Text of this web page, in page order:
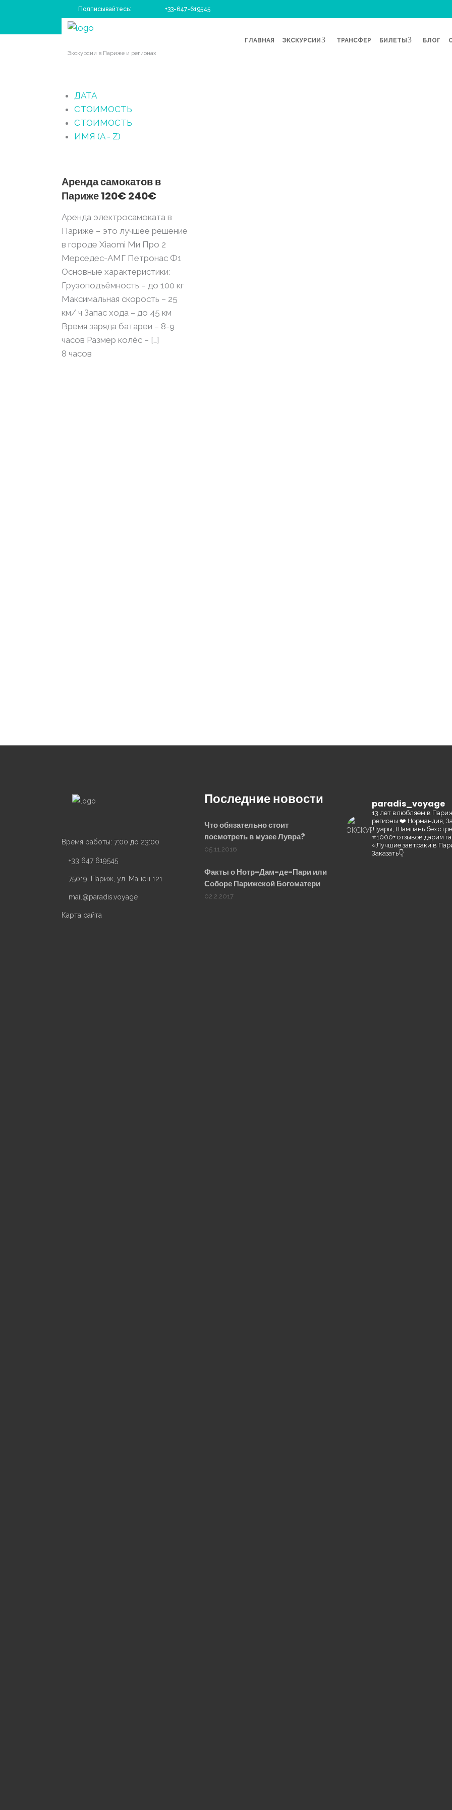
Подписывайтесь: +33-647-619545
Экскурсии в Париже и регионах
ГЛАВНАЯ ЭКСКУРСИИ ТРАНСФЕР БИЛЕТЫ БЛОГ
Главная
ДАТА
СТОИМОСТЬ
СТОИМОСТЬ
ИМЯ (A - Z)
Аренда самокатов в
Париже120€ 240€
Аренда электросамоката в
Париже – это лучшее решение
в городе Xiaomi Ми Про 2
Мерседес-АМГ Петронас Ф1
Основные характеристики:
Грузоподъёмность – до 100 кг
Максимальная скорость – 25
км/ ч Запас хода – до 45 км
Время заряда батареи – 8-9
часов Размер колёс – […]
8 часов
Время работы: 7:00 до 23:00
+33 647 619545
75019, Париж, ул. Манен 121
mail@paradis.voyage
Карта сайта
Последние новости
Что обязательно стоит
посмотреть в музее Лувра?
05.11.2016
Факты о Нотр-Дам-де-Пари или
Соборе Парижской Богоматери
02.2.2017
paradis_voyage
13 лет влюбляем в
регионы ❤️ Нормандия,
Луары, Шампань без
⭐️1000+ отзывов дарим
«Лучшие завтраки в
Заказать👇